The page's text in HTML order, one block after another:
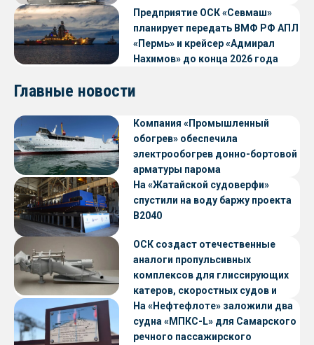
Предприятие ОСК «Севмаш»
планирует передать ВМФ РФ АПЛ
«Пермь» и крейсер «Адмирал
Нахимов» до конца 2026 года
Главные новости
Компания «Промышленный
обогрев» обеспечила
электрообогрев донно-бортовой
арматуры парома
«Петропавловск» проекта CNF22
На «Жатайской судоверфи»
спустили на воду баржу проекта
В2040
ОСК создаст отечественные
аналоги пропульсивных
комплексов для глиссирующих
катеров, скоростных судов и
судов с малой осадкой
На «Нефтефлоте» заложили два
судна «МПКС-L» для Самарского
речного пассажирского